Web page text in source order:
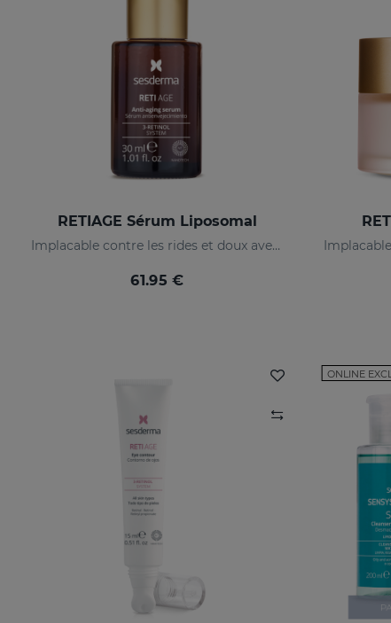
RETIAGE Sérum Liposomal
Implacable contre les rides et doux avec votre peau
61.95 €
ONLINE